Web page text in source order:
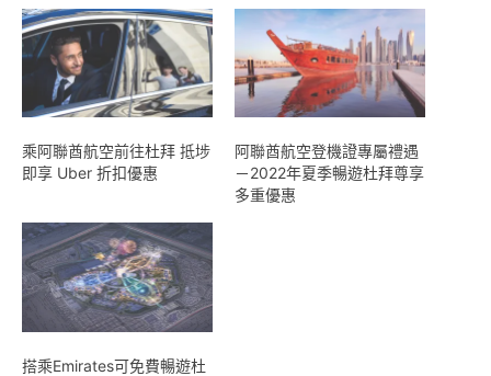
乘阿聯酋航空前往杜拜 抵埗
即享 Uber 折扣優惠
阿聯酋航空登機證專屬禮遇
－2022年夏季暢遊杜拜尊享
多重優惠
搭乘Emirates可免費暢遊杜